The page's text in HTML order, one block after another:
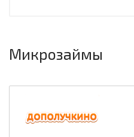
Микрозаймы